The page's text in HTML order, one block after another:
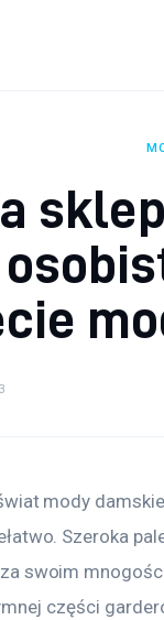
informacje
mody
Szeroka
swoim
części